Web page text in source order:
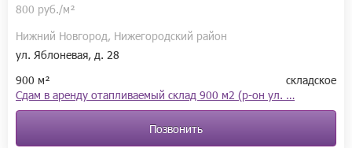
800 руб./м²
Нижний Новгород, Нижегородский район
ул. Яблоневая, д. 28
900 м²
складское
Сдам в аренду отапливаемый склад 900 м2 (р-он ул. …
Позвонить